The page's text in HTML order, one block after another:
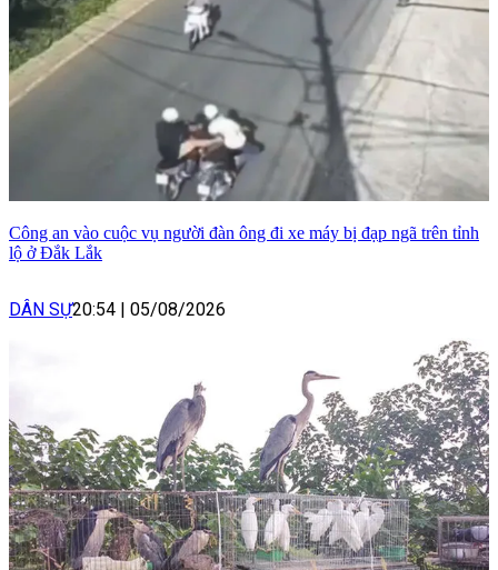
Công an vào cuộc vụ người đàn ông đi xe máy bị đạp ngã trên tỉnh
lộ ở Đắk Lắk
DÂN SỰ20:54 05/08/2026